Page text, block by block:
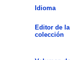
Idioma
Editor de la
colección